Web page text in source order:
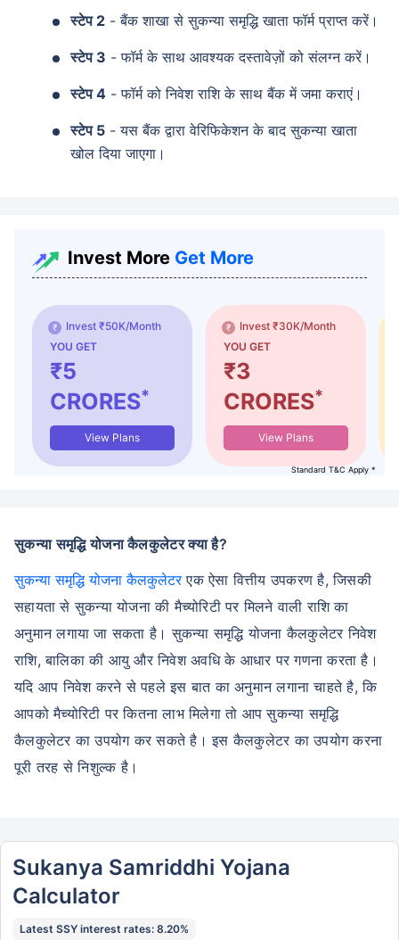
स्टेप 2 - बैंक शाखा से सुकन्या समृद्धि खाता फॉर्म प्राप्त करें।
स्टेप 3 - फॉर्म के साथ आवश्यक दस्तावेज़ों को संलग्न करें।
स्टेप 4 - फॉर्म को निवेश राशि के साथ बैंक में जमा कराएं।
स्टेप 5 - यस बैंक द्वारा वेरिफिकेशन के बाद सुकन्या खाता
खोल दिया जाएगा।
Invest More Get More
Invest ₹50K/Month
YOU GET
₹5
CRORES*
View Plans
Invest ₹30K/Month
YOU GET
₹3
CRORES*
View Plans
Standard T&C Apply *
सुकन्या समृद्धि योजना कैलकुलेटर क्या है?
सुकन्या समृद्धि योजना कैलकुलेटरएक ऐसा वित्तीय उपकरण है, जिसकी
सहायता से सुकन्या योजना की मैच्योरिटी पर मिलने वाली राशि का
अनुमान लगाया जा सकता है। सुकन्या समृद्धि योजना कैलकुलेटर निवेश
राशि, बालिका की आयु और निवेश अवधि के आधार पर गणना करता है।
यदि आप निवेश करने से पहले इस बात का अनुमान लगाना चाहते है, कि
आपको मैच्योरिटी पर कितना लाभ मिलेगा तो आप सुकन्या समृद्धि
कैलकुलेटर का उपयोग कर सकते है। इस कैलकुलेटर का उपयोग करना
पूरी तरह से निशुल्क है।
Sukanya Samriddhi Yojana
Calculator
Latest SSY interest rates: 8.20%